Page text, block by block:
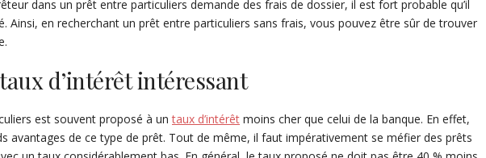
dans un prêt entre particuliers demande des frais de dossier, il est fort probable qu’il
Ainsi, en recherchant un prêt entre particuliers sans frais, vous pouvez être sûr de trouver
d’intérêt intéressant
est souvent proposé à untaux d’intérêt moins cher que celui de la banque. En effet,
avantages de ce type de prêt. Tout de même, il faut impérativement se méfier des prêts